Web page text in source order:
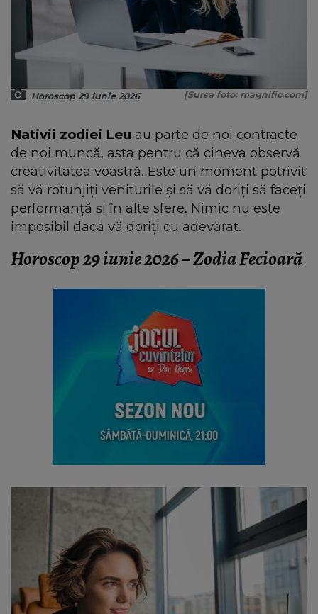
Horoscop 29 iunie 2026 [Sursa foto: magnific.com]
Nativii zodiei Leu au parte de noi contracte
de noi muncă, asta pentru că cineva observă
creativitatea voastră. Este un moment potrivit
să vă rotunjiți veniturile și să vă doriți să faceți
performanță și în alte sfere. Nimic nu este
imposibil dacă vă doriți cu adevărat.
Horoscop 29 iunie 2026 – Zodia Fecioară